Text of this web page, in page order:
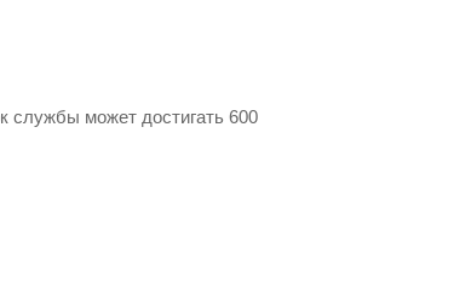
может достигать 600